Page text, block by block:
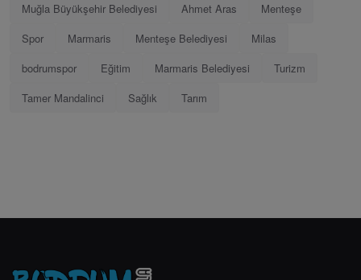
Muğla Büyükşehir Belediyesi
Ahmet Aras
Menteşe
Spor
Marmaris Menteşe Belediyesi
Milas
bodrumspor
Eğitim Marmaris Belediyesi
Turizm
Tamer Mandalinci
Sağlık Tarım